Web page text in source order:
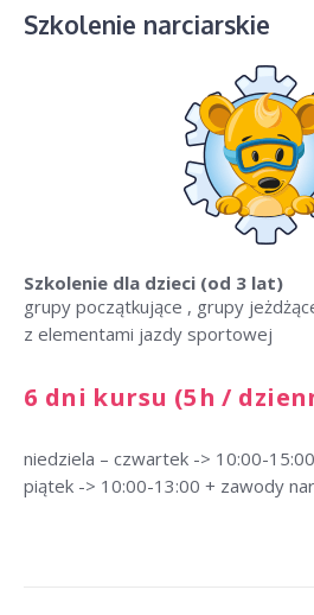
Szkolenie narciarskie
Szkolenie dla dzieci (od 3 lat)
grupy początkujące , grupy
z elementami jazdy sportowej
6 dni kursu (5h /
niedziela – czwartek -> 10:00-15:00
piątek -> 10:00-13:00 + zawody